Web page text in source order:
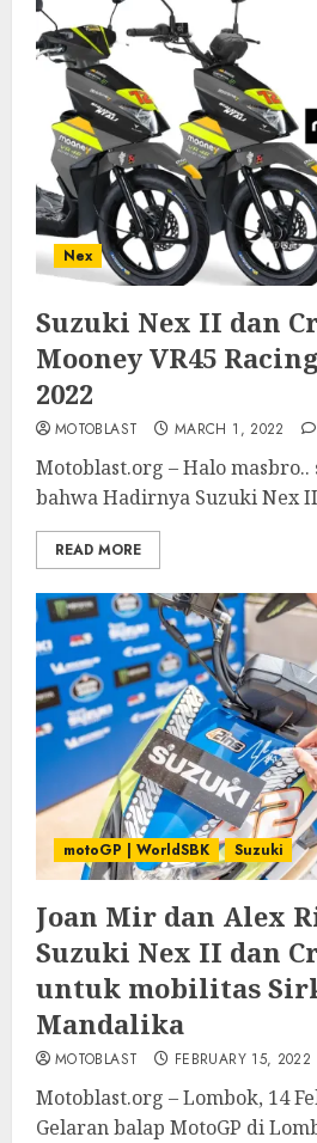
Nex
Suzuki Nex II dan
Mooney VR45
2022
MOTOBLAST MARCH 1, 2022
Motoblast.org – Halo
bahwa Hadirnya Suzuki Nex
READ MORE
motoGP | WorldSBK Suzuki
Joan Mir dan Alex
Suzuki Nex II dan
untuk mobilitas
Mandalika
MOTOBLAST FEBRUARY 15, 2022
Motoblast.org – Lombok, 14
Gelaran balap MotoGP di